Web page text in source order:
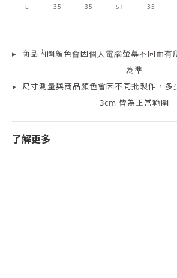
L 35 35 51 35
▸ 商品內圖顏色會因個人電腦螢幕不同而有
為準
▸ 尺寸測量與商品顏色會因不同批製作，多
3cm 皆為正常範圍
了解更多